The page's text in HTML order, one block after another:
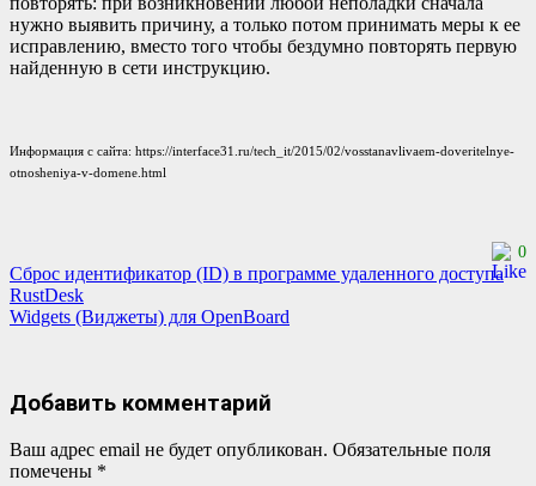
нужно выявить причину, а только потом принимать меры к ее
исправлению, вместо того чтобы бездумно повторять первую
найденную в сети инструкцию.
Информация с сайта: https://interface31.ru/tech_it/2015/02/vosstanavlivaem-doveritelnye-
otnosheniya-v-domene.html
0
Навигация
по
Сброс идентификатор (ID) в программе удаленного доступа
RustDesk
Widgets (Виджеты) для OpenBoard
Добавить комментарий
Ваш адрес email не будет опубликован. Обязательные поля
помечены *